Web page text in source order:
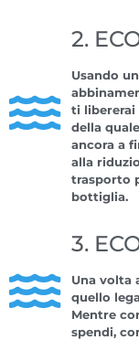
2.
Usando
ti libererai
della
ancora a
alla
trasporto
bottiglia.
3.
Una volta
quello
Mentre
spendi,